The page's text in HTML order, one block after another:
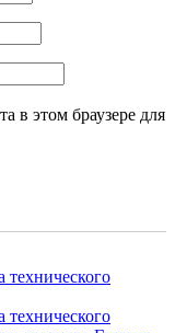
в этом браузере для
технического
технического